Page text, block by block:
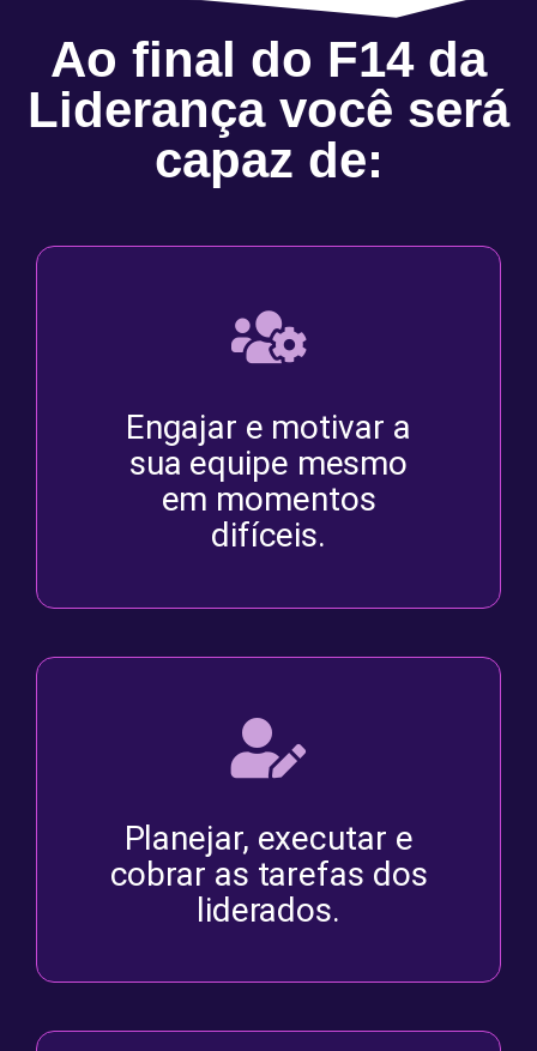
Ao final do F14 da
Liderança você será
capaz de:
Engajar e motivar a
sua equipe mesmo
em momentos
difíceis.
Planejar, executar e
cobrar as tarefas dos
liderados.